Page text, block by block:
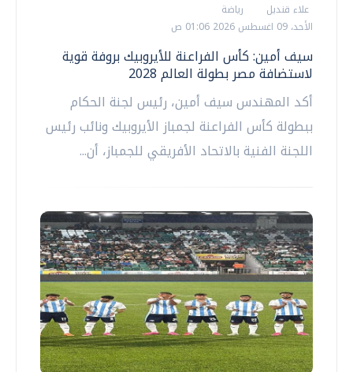
علاء قنديل
رياضة
الأحد، 09 اغسطس 2026 01:06 ص
سيف أمين: كأس الفراعنة للأيروبيك بروفة قوية
لاستضافة مصر بطولة العالم 2028
أكد المهندس سيف أمين، رئيس لجنة الحكام
ببطولة كأس الفراعنة لجمباز الأيروبيك ونائب رئيس
اللجنة الفنية بالاتحاد الأفريقي للجمباز، أن...